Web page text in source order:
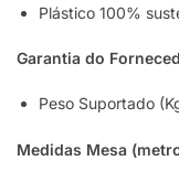
Plástico 100%
Garantia do
Peso Suportado
Medidas Mesa